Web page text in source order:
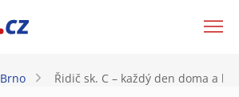
Brno Řidič sk. C – každý den doma a